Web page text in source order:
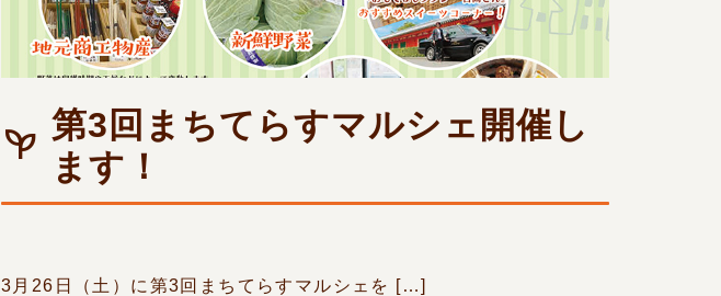
第3回まちてらすマルシェ開催し
ます！
3月26日（土）に第3回まちてらすマルシェを […]